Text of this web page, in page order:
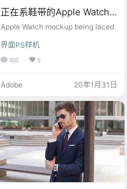
正在系鞋带的Apple Watch
手表样机
Apple Watch mockup being laced
界面PS样机
503 0
Adobe 20年1月31日